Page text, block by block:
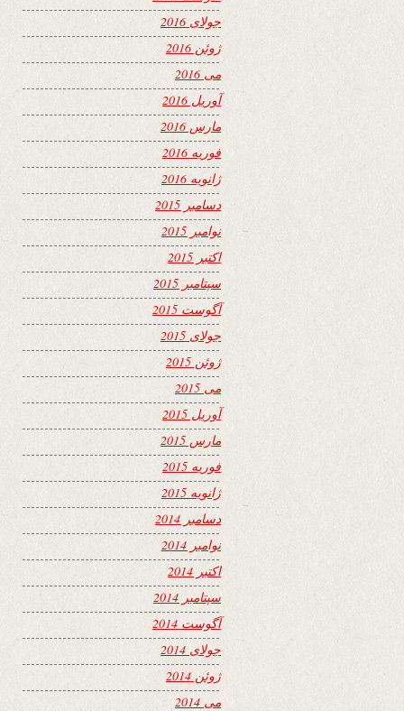
جولای 2016
ژوئن 2016
می 2016
آوریل 2016
مارس 2016
فوریه 2016
ژانویه 2016
دسامبر 2015
نوامبر 2015
اکتبر 2015
سپتامبر 2015
آگوست 2015
جولای 2015
ژوئن 2015
می 2015
آوریل 2015
مارس 2015
فوریه 2015
ژانویه 2015
دسامبر 2014
نوامبر 2014
اکتبر 2014
سپتامبر 2014
آگوست 2014
جولای 2014
ژوئن 2014
می 2014